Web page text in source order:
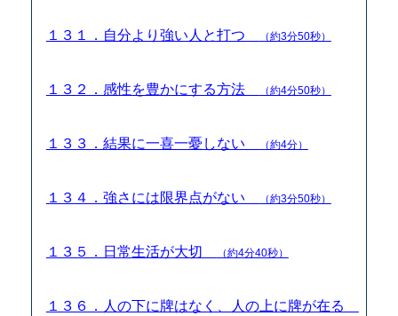
１３１．自分より強い人と打つ （約3分50秒）
１３２．感性を豊かにする方法 （約4分50秒）
１３３．結果に一喜一憂しない （約4分）
１３４．強さには限界点がない （約3分50秒）
１３５．日常生活が大切 （約4分40秒）
１３６．人の下に牌はなく、人の上に牌が在る